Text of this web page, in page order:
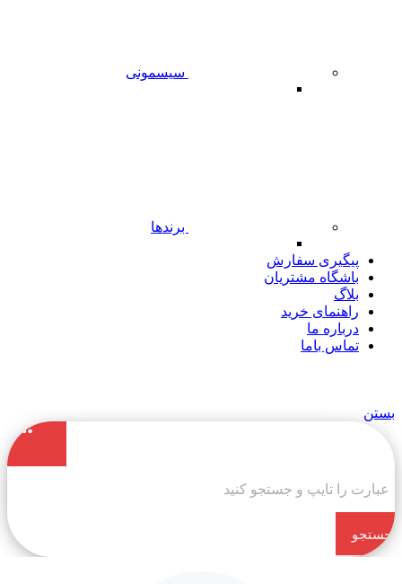
سیسمونی
برندها
پیگیری سفارش
باشگاه مشتریان
بلاگ
راهنمای خرید
درباره ما
تماس باما
بستن
جستجو